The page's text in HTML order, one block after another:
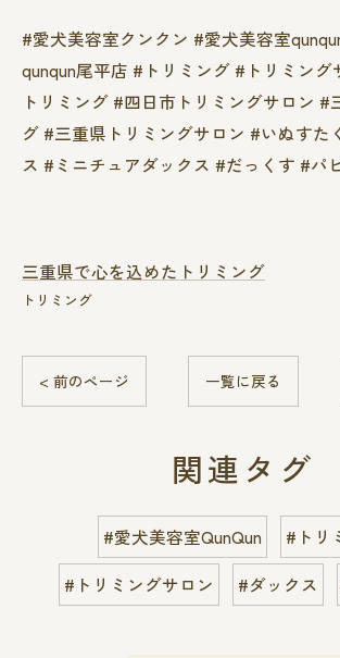
#愛犬美容室クンクン #愛犬美容室
qunqun尾平店 #トリミング #トリミング
トリミング #四日市トリミングサロン #
グ #三重県トリミングサロン #いぬすた
ス #ミニチュアダックス #だっくす #パ
三重県で心を込めたトリミング
トリミング
< 前のページ 一覧に戻る
関連タグ
#愛犬美容室QunQun
#トリ
#トリミングサロン
#ダックス